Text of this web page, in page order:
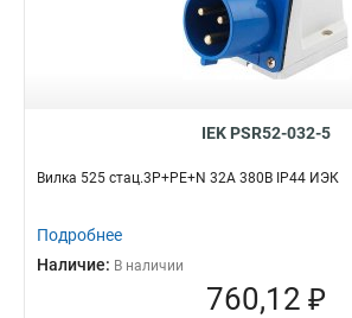
IEK PSR52-032-5
Вилка 525 стац.3Р+РЕ+N 32А 380В IP44 ИЭК
Подробнее
Наличие: В наличии
760,12 ₽